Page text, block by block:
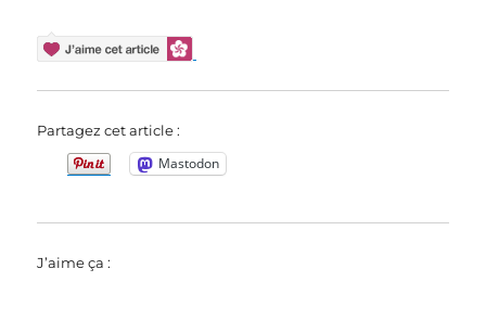
Partagez cet article :
Mastodon
J’aime ça :